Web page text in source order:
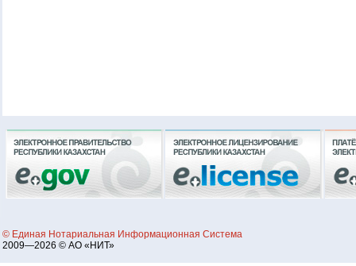
© Единая Нотариальная Информационная Система
2009—2026 © АО «НИТ»